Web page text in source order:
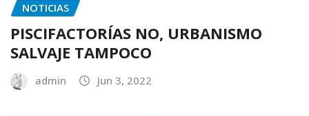
NOTICIAS
PISCIFACTORÍAS NO, URBANISMO
SALVAJE TAMPOCO
admin Jun 3, 2022